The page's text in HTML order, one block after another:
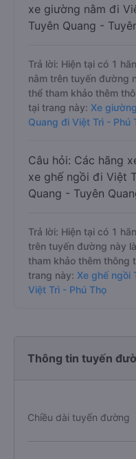
xe giường nằm đi
Tuyên Quang -
Trả lời: Hiện tại có 1
nằm trên tuyến đường
thể tham khảo thêm
tại trang này: Xe
Quang đi Việt Trì - Phú
Câu hỏi: Các hãng
xe ghế ngồi đi Việt
Quang - Tuyên
Trả lời: Hiện tại có 1
trên tuyến đường này
tham khảo thêm thông
trang này: Xe ghế ngồi
Việt Trì - Phú Thọ
Thông tin tuyến
Chiều dài tuyến đường